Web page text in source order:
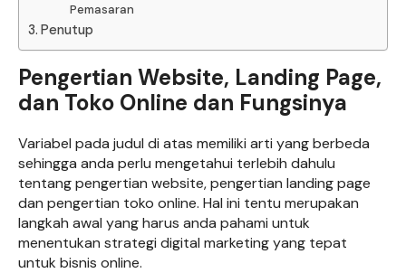
Pemasaran
Penutup
Pengertian Website, Landing Page,
dan Toko Online dan Fungsinya
Variabel pada judul di atas memiliki arti yang berbeda
sehingga anda perlu mengetahui terlebih dahulu
tentang pengertian website, pengertian landing page
dan pengertian toko online. Hal ini tentu merupakan
langkah awal yang harus anda pahami untuk
menentukan strategi digital marketing yang tepat
untuk bisnis online.